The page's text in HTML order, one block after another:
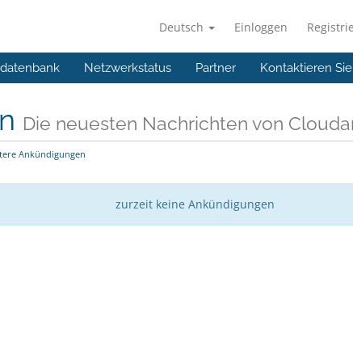
Deutsch Einloggen
Netzwerkstatus Partner Kontaktieren
Die neuesten Nachrichten von
Ankündigungen
zurzeit keine Ankündigungen